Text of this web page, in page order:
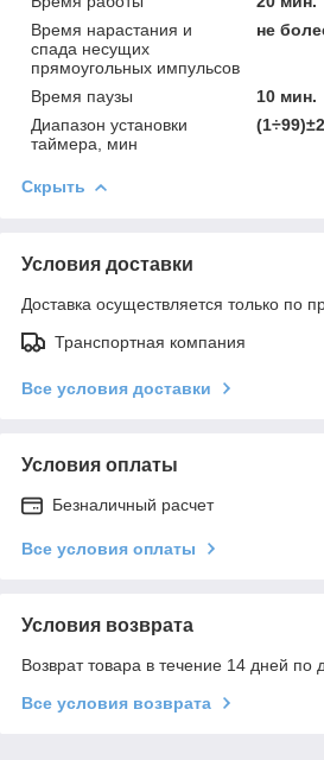
Время нарастания и
спада несущих
прямоугольных импульсов
не
Время паузы
10 мин.
Диапазон установки
таймера, мин
Скрыть
Условия доставки
Доставка осуществляется только по
Транспортная компания
Все условия доставки
Условия оплаты
Безналичный расчет
Все условия оплаты
Условия возврата
Возврат товара в течение 14 дней по
Все условия возврата